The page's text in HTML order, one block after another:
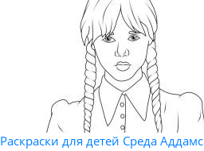
Раскраски для детей Среда Аддамс